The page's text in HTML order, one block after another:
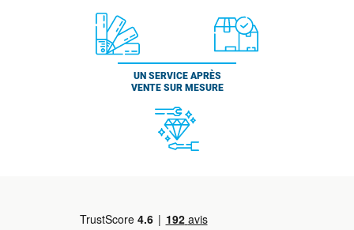
UN SERVICE APRÈS
VENTE SUR MESURE